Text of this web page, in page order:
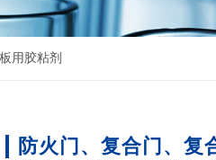
用胶粘剂
防火门、复合门、复